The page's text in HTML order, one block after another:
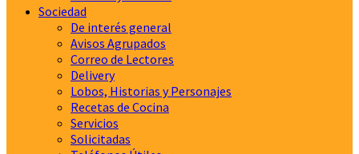
Sociedad
De interés general
Avisos Agrupados
Correo de Lectores
Delivery
Lobos, Historias y Personajes
Recetas de Cocina
Servicios
Solicitadas